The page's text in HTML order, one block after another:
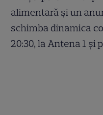
alimentară și un
schimba dinamica
20:30, la Antena 1 și